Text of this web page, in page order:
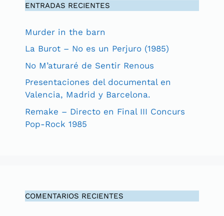
ENTRADAS RECIENTES
Murder in the barn
La Burot – No es un Perjuro (1985)
No M’aturaré de Sentir Renous
Presentaciones del documental en
Valencia, Madrid y Barcelona.
Remake – Directo en Final III Concurs
Pop-Rock 1985
COMENTARIOS RECIENTES